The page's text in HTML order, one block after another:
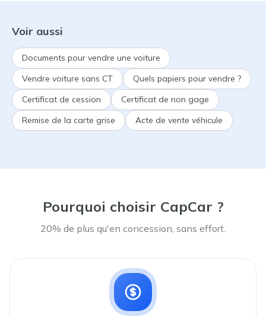
Voir aussi
Documents pour vendre une voiture
Vendre voiture sans CT
Quels papiers pour vendre ?
Certificat de cession
Certificat de non gage
Remise de la carte grise
Acte de vente véhicule
Pourquoi choisir CapCar ?
20% de plus qu'en concession, sans effort.